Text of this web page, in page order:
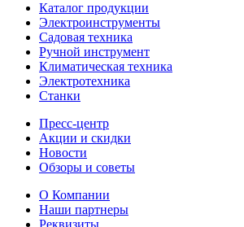
Каталог продукции
Электроинструменты
Садовая техника
Ручной инструмент
Климатическая техника
Электротехника
Станки
Пресс-центр
Акции и скидки
Новости
Обзоры и советы
О Компании
Наши партнеры